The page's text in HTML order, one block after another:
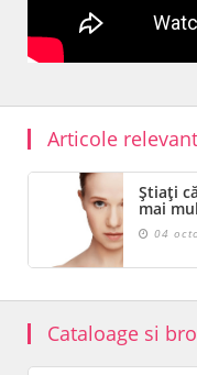
Articole
Știați
mai
04
Cataloage si